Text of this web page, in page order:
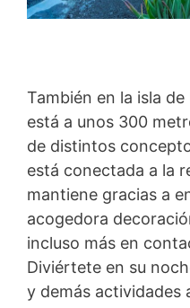
También en la isla
está a unos 300
de distintos
está conectada a la
mantiene gracias a
acogedora
incluso más en
Diviértete en su
y demás actividades